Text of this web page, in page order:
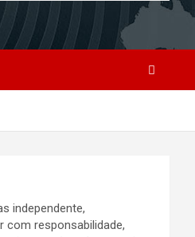
independente,
responsabilidade,